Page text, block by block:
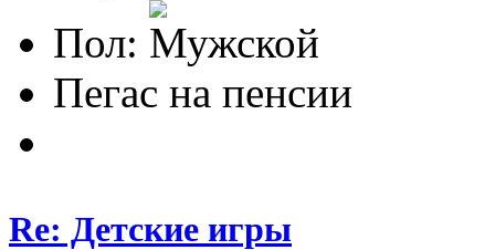
Пол:
Пегас на пенсии
Re: Детские игры